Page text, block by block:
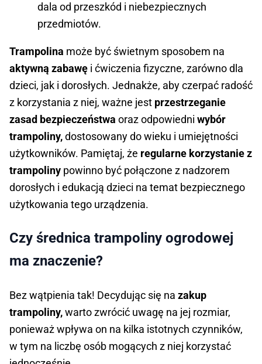
dala od przeszkód i niebezpiecznych
przedmiotów.
Trampolina może być świetnym sposobem na
aktywną zabawę i ćwiczenia fizyczne, zarówno dla
dzieci, jak i dorosłych. Jednakże, aby czerpać radość
z korzystania z niej, ważne jest przestrzeganie
zasad bezpieczeństwa oraz odpowiedni wybór
trampoliny,dostosowany do wieku i umiejętności
użytkowników. Pamiętaj, że regularne korzystanie z
trampoliny powinno być połączone z nadzorem
dorosłych i edukacją dzieci na temat bezpiecznego
użytkowania tego urządzenia.
Czy średnica trampoliny ogrodowej
ma znaczenie?
Bez wątpienia tak! Decydując się na zakup
trampoliny,warto zwrócić uwagę na jej rozmiar,
ponieważ wpływa on na kilka istotnych czynników,
w tym na liczbę osób mogących z niej korzystać